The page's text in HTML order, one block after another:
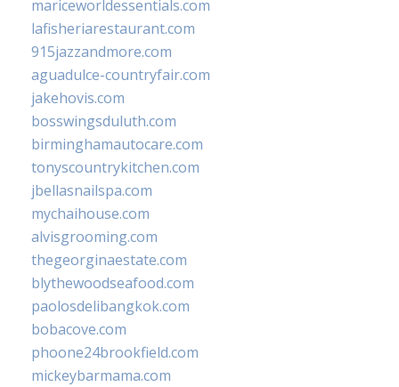
mariceworldessentials.com
lafisheriarestaurant.com
915jazzandmore.com
aguadulce-countryfair.com
jakehovis.com
bosswingsduluth.com
birminghamautocare.com
tonyscountrykitchen.com
jbellasnailspa.com
mychaihouse.com
alvisgrooming.com
thegeorginaestate.com
blythewoodseafood.com
paolosdelibangkok.com
bobacove.com
phoone24brookfield.com
mickeybarmama.com